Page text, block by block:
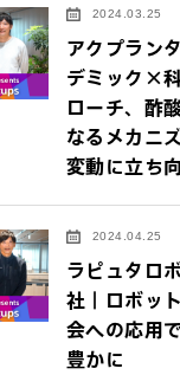
2024.03.25
アクプラン
デミック×
ローチ、酢
なるメカニ
変動に立ち
2024.04.25
ラピュタロ
社｜ロボッ
会への応用
豊かに